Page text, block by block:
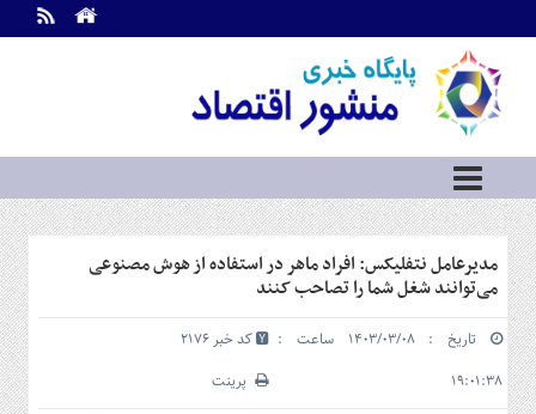
اطلاعات
تماس
ما
درباره
ما
سرویس
ها
خانه
سرمایه
و
بورس
مدیرعامل نتفلیکس: افراد ماهر در استفاده از هوش مصنوعی
می‌توانند شغل شما را تصاحب کنند
تاریخ : ۱۴۰۳/۰۳/۰۸ ساعت :
۱۹:۰۱:۳۸
کد خبر 2176
پرینت